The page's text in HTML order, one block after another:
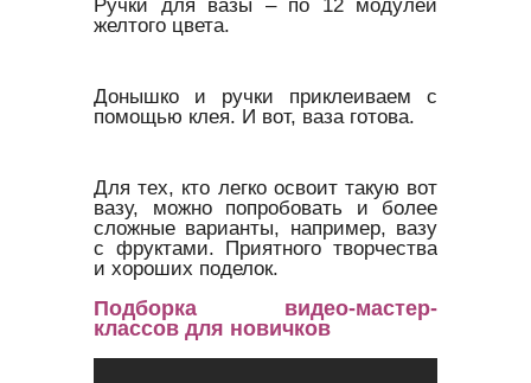
Ручки для вазы – по 12 модулей
желтого цвета.
Донышко и ручки приклеиваем с
помощью клея. И вот, ваза готова.
Для тех, кто легко освоит такую вот
вазу, можно попробовать и более
сложные варианты, например, вазу
с фруктами. Приятного творчества
и хороших поделок.
Подборка видео-мастер-
классов для новичков